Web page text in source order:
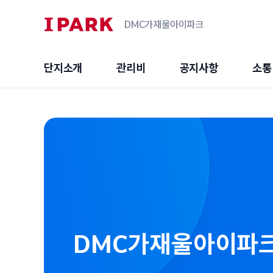
DMC가재울아이파크
단지소개 관리비 공지사항 소통
DMC가재울아이파